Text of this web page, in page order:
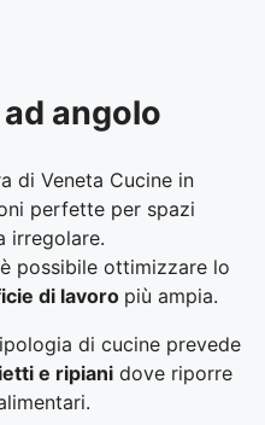
angolo
di Veneta Cucine in
perfette per spazi
irregolare.
possibile ottimizzare lo
di lavoro più ampia.
di cucine prevede
e ripiani dove riporre